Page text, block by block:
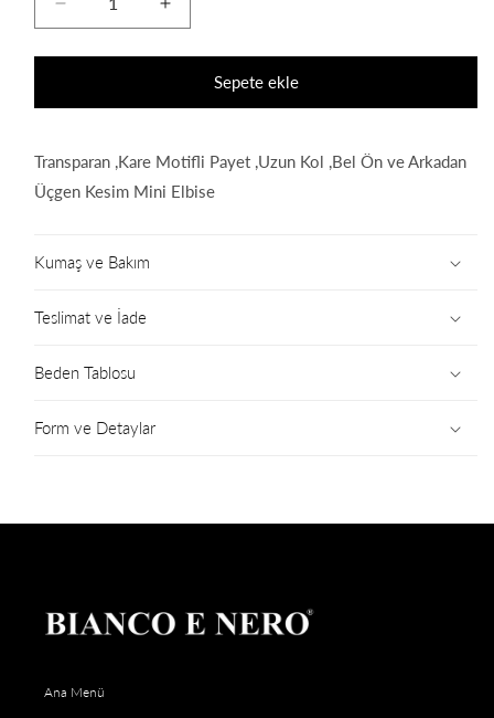
Dress
için
azaltın
Nikita
Dress
için
artırın
Sepete ekle
Transparan ,Kare Motifli Payet ,Uzun Kol ,Bel Ön ve Arkadan
Üçgen Kesim Mini Elbise
Kumaş ve Bakım
Teslimat ve İade
Beden Tablosu
Form ve Detaylar
Ana Menü